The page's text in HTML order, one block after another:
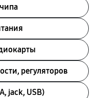
регуляторов
jack, USB)